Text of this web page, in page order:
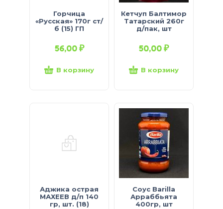
Горчица
«Русская» 170г ст/
б (15) ГП
56,00₽
В корзину
Кетчуп Балтимор
Татарский 260г
д/пак, шт
50,00₽
В корзину
Аджика острая
МАХЕЕВ д/п 140
гр, шт. (18)
Соус Barilla
Арраббьята
400гр, шт